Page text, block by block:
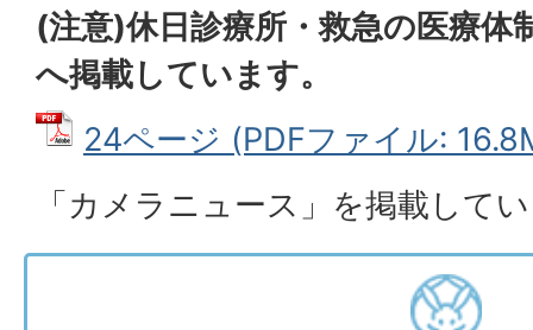
(注意)休日診療所・救急の医療体
へ掲載しています。
24ページ (PDFファイル:
「カメラニュース」を掲載して